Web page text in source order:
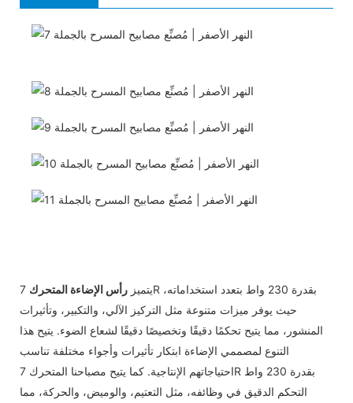
يتميز رأس الإضاءة المتحرك 7R بقدرة 230 واط بتعدد استخداماته،
حيث يوفر ميزات متنوعة مثل التركيز الآلي، والتكبير، وتأثيرات
المنشور، مما يتيح تحكمًا دقيقًا وتخصيصًا دقيقًا لشعاع الضوء. يتيح هذا
التنوع لمصممي الإضاءة ابتكار تأثيرات وأجواء مختلفة تناسب
احتياجاتهم الإنتاجية. كما يتيح مصباحنا المتحرك 7R بقدرة 230 واط
التحكم الدقيق في وظائفه، مثل التعتيم، والوميض، والحركة، مما